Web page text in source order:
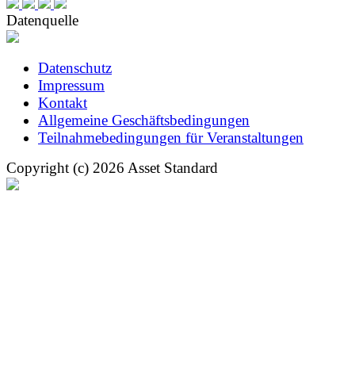
Datenquelle
Datenschutz
Impressum
Kontakt
Allgemeine Geschäftsbedingungen
Teilnahmebedingungen für Veranstaltungen
Copyright (c) 2026 Asset Standard